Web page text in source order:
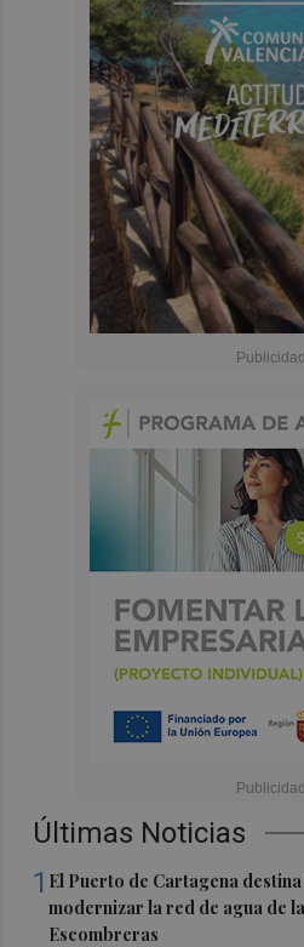
Últimas Noticias
1 El Puerto de Cartagena
modernizar la red de agua de
Escombreras